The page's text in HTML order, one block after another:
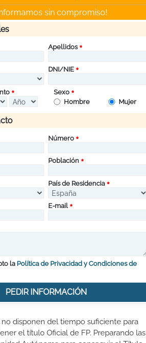
sin compromiso!
Apellidos
DNI/NIE
Sexo
Hombre
Mujer
Número
Población
País de Residencia
E-mail
la Política de Privacidad y Condiciones de
PEDIR INFORMACIÓN
no disponen del tiempo suficiente para
el título Oficial de FP. Preparando las